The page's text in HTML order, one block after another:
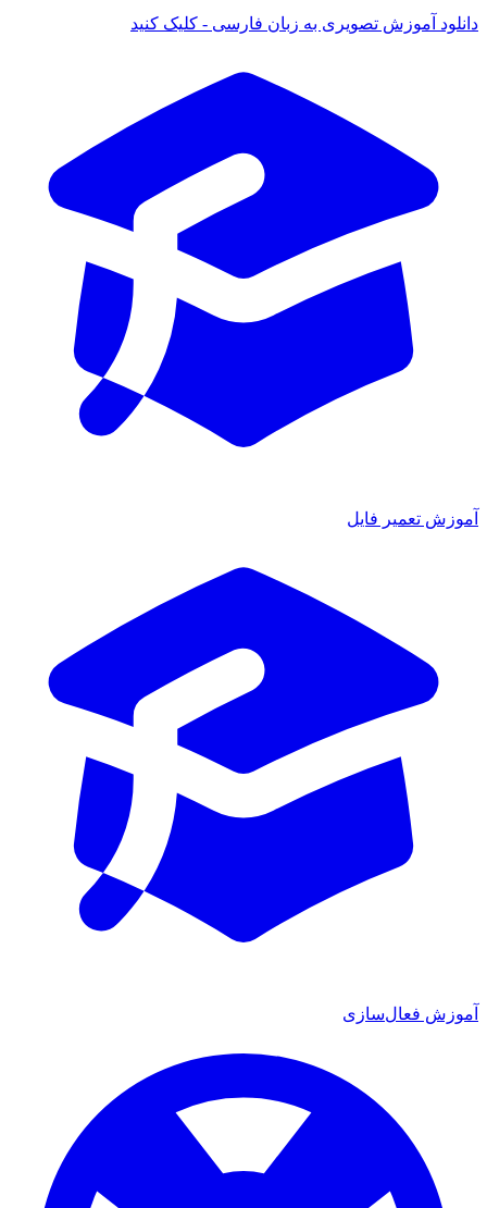
دانلود آموزش تصویری به زبان فارسی - کلیک کنید
آموزش تعمیر فایل
آموزش فعال‌سازی